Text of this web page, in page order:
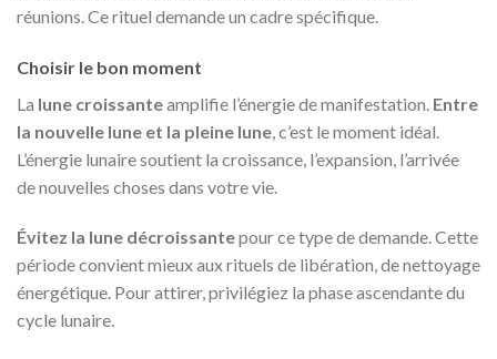
réunions. Ce rituel demande un cadre spécifique.
Choisir le bon moment
La lune croissanteamplifie l’énergie de manifestation. Entre
la nouvelle lune et la pleine lune , c’est le moment idéal.
L’énergie lunaire soutient la croissance, l’expansion, l’arrivée
de nouvelles choses dans votre vie.
Évitez la lune décroissantepour ce type de demande. Cette
période convient mieux aux rituels de libération, de nettoyage
énergétique. Pour attirer, privilégiez la phase ascendante du
cycle lunaire.